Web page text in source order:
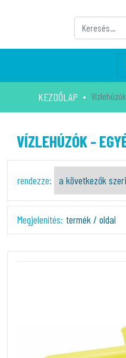
KEZDŐLAP
VÍZLEHÚZÓK -
rendezze:
Megjelenítés: termék / oldal